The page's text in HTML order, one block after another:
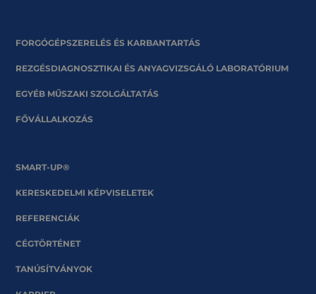
FORGÓGÉPSZERELÉS ÉS KARBANTARTÁS
REZGÉSDIAGNOSZTIKAI ÉS ANYAGVIZSGÁLÓ LABORATÓRIUM
EGYÉB MŰSZAKI SZOLGÁLTATÁS
FŐVÁLLALKOZÁS
SMART-UP®
KERESKEDELMI KÉPVISELETEK
REFERENCIÁK
CÉGTÖRTÉNET
TANÚSÍTVÁNYOK